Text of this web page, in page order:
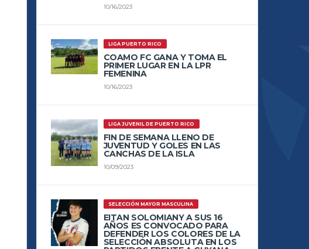
10/16/2023
LIGA PUERTO RICO
COAMO FC GANA Y TOMA EL
PRIMER LUGAR EN LA LPR
FEMENINA
10/16/2023
LIGA JUVENIL DE PUERTO RICO
FIN DE SEMANA LLENO DE
JUVENTUD Y GOLES EN LAS
CANCHAS DE LA ISLA
10/09/2023
SELECCIÓN MAYOR MASCULINA
EITAN SOLOMIANY A SUS 16
AÑOS ES CONVOCADO PARA
DEFENDER LOS COLORES DE LA
SELECCIÓN ABSOLUTA EN LOS